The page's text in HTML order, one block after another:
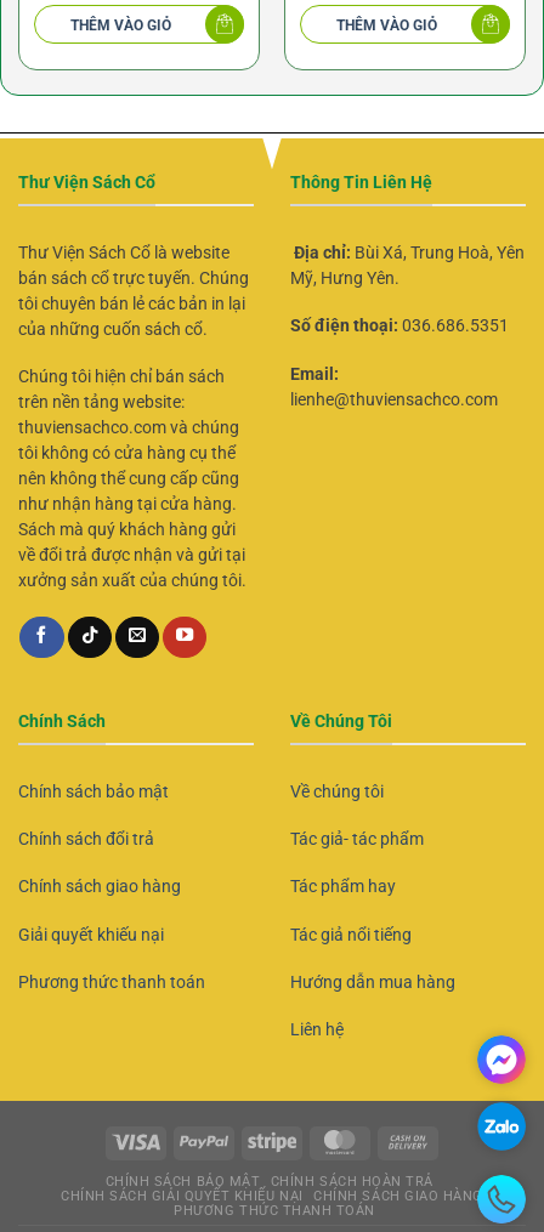
THÊM VÀO GIỎ THÊM VÀO GIỎ
Thư Viện Sách Cổ
Thư Viện Sách Cổ là website
bán sách cổ trực tuyến. Chúng
tôi chuyên bán lẻ các bản in lại
của những cuốn sách cổ.
Chúng tôi hiện chỉ bán sách
trên nền tảng website:
thuviensachco.com và chúng
tôi không có cửa hàng cụ thể
nên không thể cung cấp cũng
như nhận hàng tại cửa hàng.
Sách mà quý khách hàng gửi
về đổi trả được nhận và gửi tại
xưởng sản xuất của chúng tôi.
Thông Tin Liên Hệ
Địa chỉ: Bùi Xá, Trung Hoà, Yên
Mỹ, Hưng Yên.
Số điện thoại: 036.686.5351
Email:
lienhe@thuviensachco.com
Chính Sách
Chính sách bảo mật
Chính sách đổi trả
Chính sách giao hàng
Giải quyết khiếu nại
Phương thức thanh toán
Về Chúng Tôi
Về chúng tôi
Tác giả- tác phẩm
Tác phẩm hay
Tác giả nổi tiếng
Hướng dẫn mua hàng
Liên hệ
CHÍNH SÁCH BẢO MẬT
CHÍNH SÁCH HOÀN TRẢ
CHÍNH SÁCH GIẢI QUYẾT KHIẾU NẠI
CHÍNH SÁCH GIAO HÀNG
PHƯƠNG THỨC THANH TOÁN